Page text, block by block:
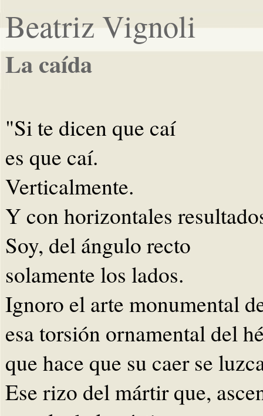
Beatriz Vignoli
La caída
"Si te dicen que caí
es que caí.
Verticalmente.
Y con horizontales
Soy, del ángulo recto
solamente los lados.
Ignoro el arte monumental
esa torsión ornamental del
que hace que su caer se
Ese rizo del mártir que,